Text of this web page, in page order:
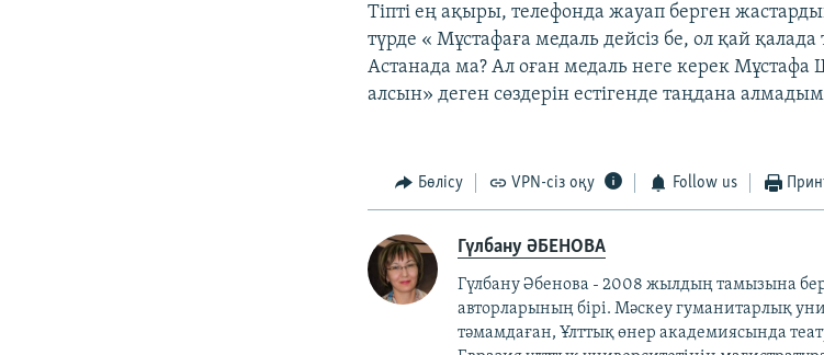
Тіпті ең ақыры, телефонда жауап берген
түрде « Мұстафаға медаль дейсіз бе, ол қай
Астанада ма? Ал оған медаль неге керек Мұстафа
алсын» деген сөздерін естігенде таңдана
Бөлісу VPN-сіз оқу Follow us
Гүлбану ӘБЕНОВА
Гүлбану Әбенова - 2008 жылдың тамызына
авторларының бірі. Мәскеу гуманитарлық
тәмамдаған, Ұлттық өнер академиясында